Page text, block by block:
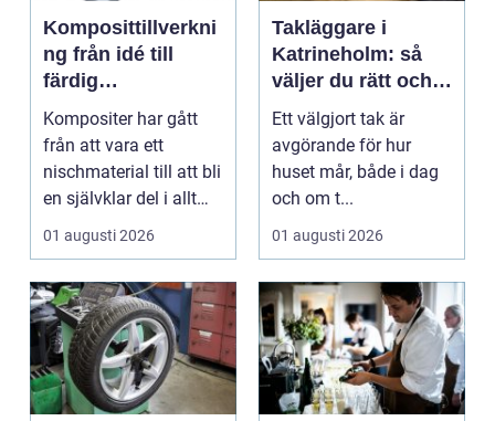
Komposittillverkni
ng från idé till
färdig
högpresterande
produkt
Kompositer har gått
från att vara ett
nischmaterial till att bli
en självklar del i allt
från vindkr...
01 augusti 2026
Takläggare i
Katrineholm: så
väljer du rätt och
får ett tak som
håller
Ett välgjort tak är
avgörande för hur
huset mår, både i dag
och om t...
01 augusti 2026